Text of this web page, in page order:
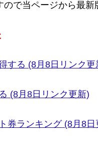
で当ページから最新
する (8月8日リンク更
(8月8日リンク更新)
券ランキング(8月8日